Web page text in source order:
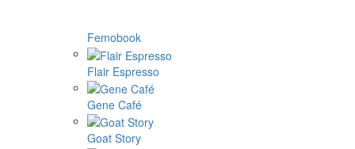
Femobook
Flair Espresso
Gene Café
Goat Story